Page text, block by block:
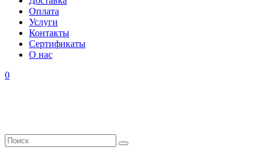
Оплата
Услуги
Контакты
Cертификаты
О нас
0